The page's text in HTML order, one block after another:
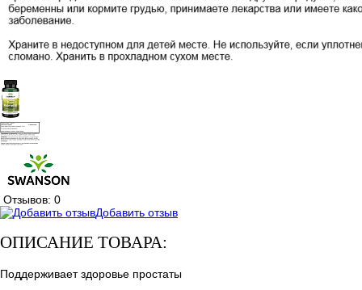
Отзывов: 0
Добавить отзыв
ОПИСАНИЕ ТОВАРА:
Поддерживает здоровье простаты